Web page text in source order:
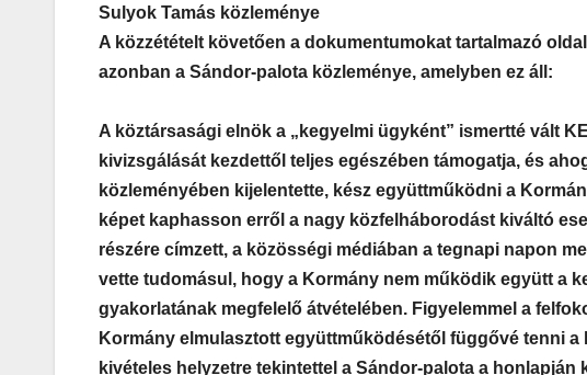
Sulyok Tamás közleménye
A közzétételt követően a dokumentumokat tartalmazó
azonban a Sándor-palota közleménye, amelyben ez áll:
A köztársasági elnök a „kegyelmi ügyként” ismertté vált
kivizsgálását kezdettől teljes egészében támogatja, és
közleményében kijelentette, kész együttműködni a
képet kaphasson erről a nagy közfelháborodást kiváltó
részére címzett, a közösségi médiában a tegnapi napon
vette tudomásul, hogy a Kormány nem működik együtt a
gyakorlatának megfelelő átvételében. Figyelemmel a
Kormány elmulasztott együttműködésétől függővé tenni
kivételes helyzetre tekintettel a Sándor-palota a